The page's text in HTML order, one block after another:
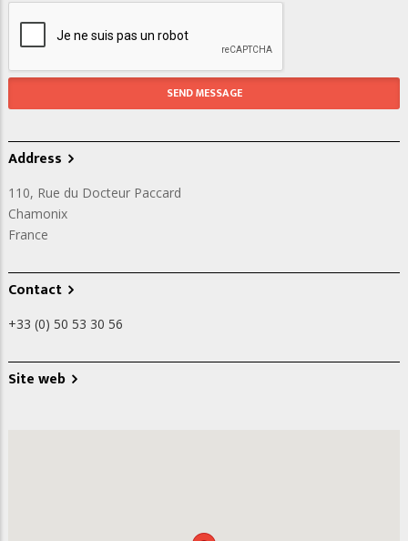
Address
110, Rue du Docteur Paccard
Chamonix
France
Contact
+33 (0) 50 53 30 56
Site web